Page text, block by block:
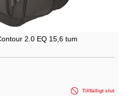
2.0 EQ 15,6 tum
Tillfälligt slut